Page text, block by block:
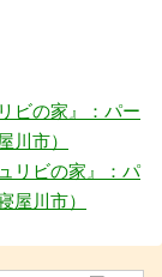
ビの家』：パー
川市）
リビの家』：パ
屋川市）